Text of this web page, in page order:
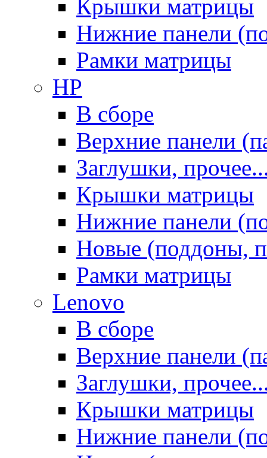
Крышки матрицы
Нижние панели
Рамки матрицы
HP
В сборе
Верхние панели
Заглушки,
Крышки матрицы
Нижние панели
Новые (поддоны,
Рамки матрицы
Lenovo
В сборе
Верхние панели
Заглушки,
Крышки матрицы
Нижние панели